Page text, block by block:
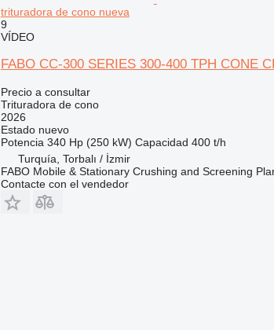
trituradora de cono nueva
9
VÍDEO
FABO CC-300 SERIES 300-400 TPH CONE
Precio a consultar
Trituradora de cono
2026
Estadonuevo
Potencia 340 Hp (250 kW) Capacidad 400 t/h
Turquía, Torbalı / İzmir
FABO Mobile & Stationary Crushing and Screening
Contacte con el vendedor